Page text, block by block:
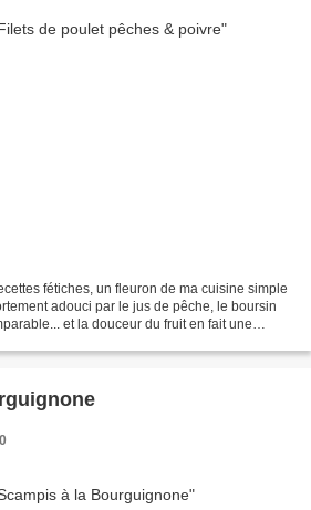
fétiches, un fleuron de ma cuisine simple
adouci par le jus de pêche, le boursin
et la douceur du fruit en fait une